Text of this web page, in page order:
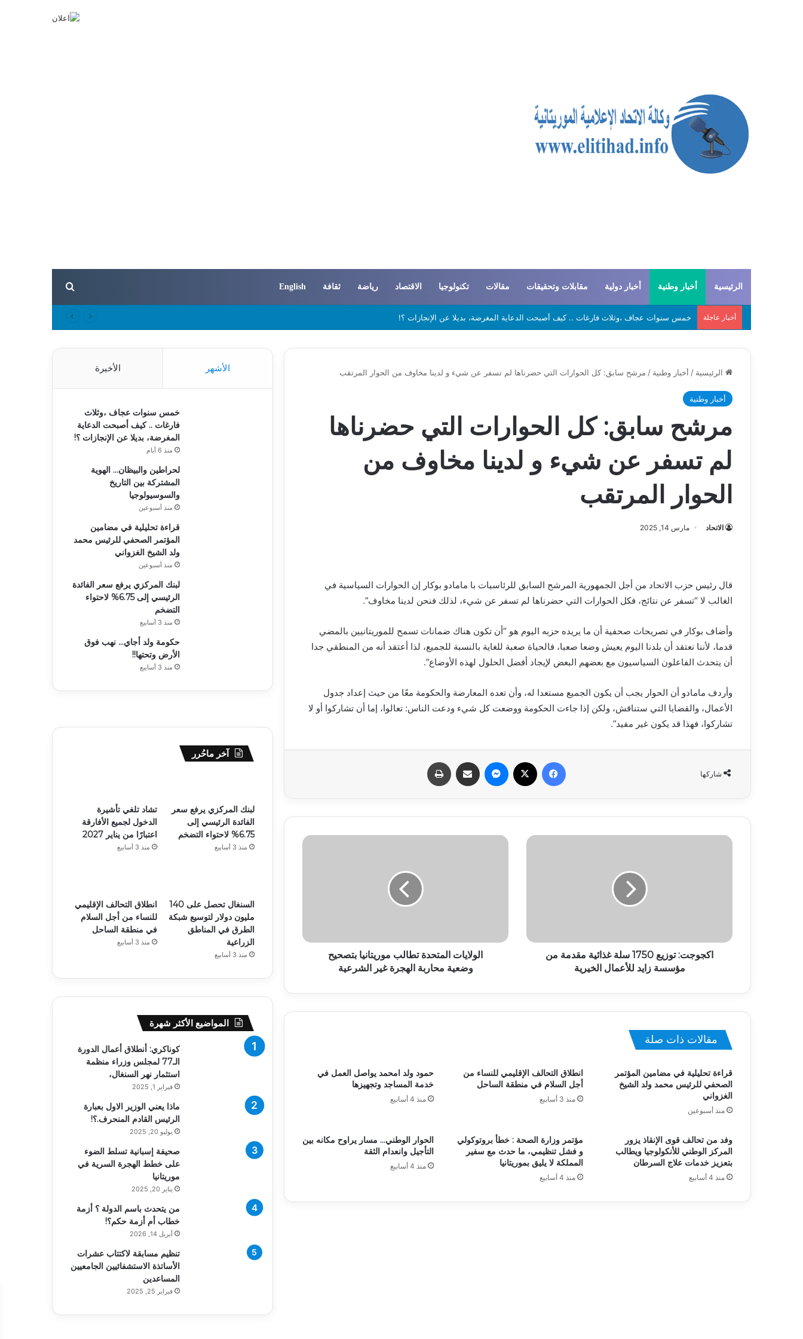
الرئيسية أخبار وطنية أخبار دولية مقابلات وتحقيقات مقالات تكنولوجيا الاقتصاد رياضة ثقافة English بحث عن
أخبار عاجلة لحراطين والبيظان… الهوية المشتركة بين التاريخ والسوسيولوجيا
الرئيسية / أخبار وطنية / مرشح سابق: كل الحوارات التي حضرناها لم تسفر عن شيء و لدينا مخاوف من الحوار المرتقب
أخبار وطنية
مرشح سابق: كل الحوارات التي حضرناها
لم تسفر عن شيء و لدينا مخاوف من
الحوار المرتقب
الاتحاد مارس 14, 2025
قال رئيس حزب الاتحاد من أجل الجمهورية المرشح السابق للرئاسيات با مامادو بوكار إن الحوارات السياسية في
الغالب لا “تسفر عن نتائج، فكل الحوارات التي حضرناها لم تسفر عن شيء، لذلك فنحن لدينا مخاوف”.
وأضاف بوكار في تصريحات صحفية أن ما يريده حزبه اليوم هو “أن تكون هناك ضمانات تسمح للموريتانيين بالمضي
قدما، لأننا نعتقد أن بلدنا اليوم يعيش وضعا صعبا، فالحياة صعبة للغاية بالنسبة للجميع، لذا أعتقد أنه من المنطقي جدا
أن يتحدث الفاعلون السياسيون مع بعضهم البعض لإيجاد أفضل الحلول لهذه الأوضاع”.
وأردف مامادو أن الحوار يجب أن يكون الجميع مستعدا له، وأن تعده المعارضة والحكومة معًا من حيث إعداد جدول
الأعمال، والقضايا التي ستناقش، ولكن إذا جاءت الحكومة ووضعت كل شيء ودعت الناس: تعالوا، إما أن تشاركوا أو لا
تشاركوا، فهذا قد يكون غير مفيد”.
شاركها
فيسبوك ماسنجر مشاركة عبر البريد
اكجوجت: توزيع 1750 سلة غذائية مقدمة من
مؤسسة زايد للأعمال الخيرية
الولايات المتحدة تطالب موريتانيا بتصحيح
وضعية محاربة الهجرة غير الشرعية
مقالات ذات صلة
قراءة تحليلية في مضامين المؤتمر
الصحفي للرئيس محمد ولد الشيخ
الغزواني
منذ أسبوعين
انطلاق التحالف الإقليمي للنساء من
أجل السلام في منطقة الساحل
منذ 3 أسابيع
حمود ولد امحمد يواصل العمل في
خدمة المساجد وتجهيزها
منذ 4 أسابيع
وفد من تحالف قوى الإنقاذ يزور
المركز الوطني للأنكولوجيا ويطالب
بتعزيز خدمات علاج السرطان
منذ 4 أسابيع
مؤتمر وزارة الصحة : خطأ بروتوكولي
و فشل تنظيمي، ما حدث مع سفير
المملكة لا يليق بموريتانيا
منذ 4 أسابيع
الحوار الوطني… مسار يراوح مكانه بين
التأجيل وانعدام الثقة
منذ 4 أسابيع
الأشهر الأخيرة
خمس سنوات عجاف ،وثلاث
فارغات .. كيف أصبحت الدعاية
المغرضة، بديلا عن الإنجازات ؟!
منذ 6 أيام
لحراطين والبيظان… الهوية
المشتركة بين التاريخ
والسوسيولوجيا
منذ أسبوعين
قراءة تحليلية في مضامين
المؤتمر الصحفي للرئيس محمد
ولد الشيخ الغزواني
منذ أسبوعين
لبنك المركزي يرفع سعر الفائدة
الرئيسي إلى 6.75% لاحتواء
التضخم
منذ 3 أسابيع
حكومة ولد أجاي… نهب فوق
الأرض وتحتها!!
منذ 3 أسابيع
آخر ماحُرر
لبنك المركزي يرفع سعر
الفائدة الرئيسي إلى
6.75% لاحتواء التضخم
منذ 3 أسابيع
تشاد تلغي تأشيرة
الدخول لجميع الأفارقة
اعتبارًا من يناير 2027
منذ 3 أسابيع
السنغال تحصل على 140
مليون دولار لتوسيع شبكة
الطرق في المناطق
الزراعية
منذ 3 أسابيع
انطلاق التحالف الإقليمي
للنساء من أجل السلام
في منطقة الساحل
منذ 3 أسابيع
المواضيع الأكثر شهرة
كوناكري: أنطلاق أعمال الدورة
الـ77 لمجلس وزراء منظمة
استثمار نهر السنغال،
فبراير 1, 2025
ماذا يعني الوزير الاول بعبارة
الرئيس القادم المنحرف.؟!
يوليو 20, 2025
صحيفة إسبانية تسلط الضوء
على خطط الهجرة السرية في
موريتانيا
يناير 20, 2025
من يتحدث باسم الدولة ؟ أزمة
خطاب أم أزمة حكم؟!
أبريل 14, 2026
تنظيم مسابقة لاكتتاب عشرات
الأساتذة الاستشفائيين الجامعيين
المساعدين
فبراير 25, 2025